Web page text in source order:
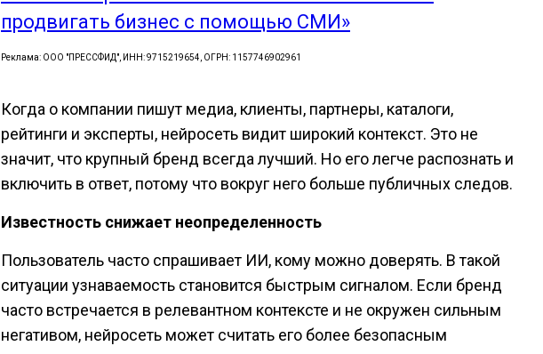
продвигать бизнес с помощью СМИ»
Реклама: ООО "ПРЕССФИД", ИНН: 9715219654, ОГРН: 1157746902961
Когда о компании пишут медиа, клиенты, партнеры, каталоги,
рейтинги и эксперты, нейросеть видит широкий контекст. Это не
значит, что крупный бренд всегда лучший. Но его легче распознать и
включить в ответ, потому что вокруг него больше публичных следов.
Известность снижает неопределенность
Пользователь часто спрашивает ИИ, кому можно доверять. В такой
ситуации узнаваемость становится быстрым сигналом. Если бренд
часто встречается в релевантном контексте и не окружен сильным
негативом, нейросеть может считать его более безопасным